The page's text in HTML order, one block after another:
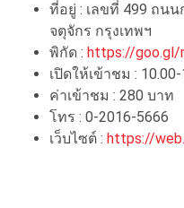
ที่อยู่ : เลขที่ 499 ถนน
จตุจักร กรุงเทพฯ
พิกัด : https://goo.gl/
เปิดให้เข้าชม :
ค่าเข้าชม : 280 บาท
โทร : 0-2016-5666
เว็บไซต์ : https://